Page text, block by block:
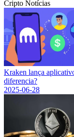
Cripto Notícias
Kraken lança
diferencia?
2025-06-28